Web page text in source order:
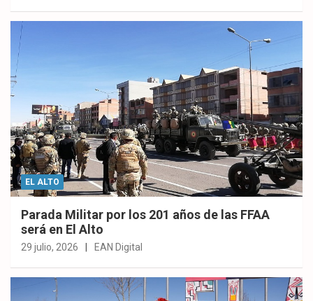
EL ALTO
Parada Militar por los 201 años de las FFAA
será en El Alto
29 julio, 2026 EAN Digital